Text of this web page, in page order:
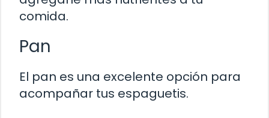
comida.
Pan
El pan es una excelente opción para
acompañar tus espaguetis.